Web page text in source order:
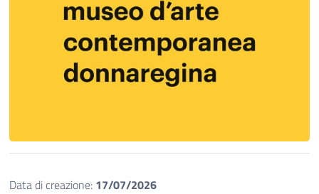
Data di creazione: 17/07/2026